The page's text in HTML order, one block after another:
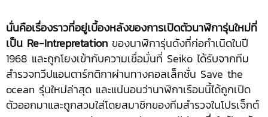
นั่นคือเรื่องราวที่อยู่เบื้องหลังของการเปิดตัวนาฬิการุ่นใหม่ที่
เป็น Re-Intrepretation ของนาฬิการุ่นดังที่ก่อกำเนิดในปี
1968 และถูกโยงเข้ากับความเชื่อมั่นที่ Seiko ได้รับจากทีม
สำรวจทวีปแอนตาร์กติกาผ่านทางคอลเล็กชั่น Save the
ocean รุ่นใหม่ล่าสุด และแน่นอนว่านาฬิกาเรือนนี้ได้ถูกเปิด
ตัวออกมาและถูกสวมใส่โดยสมาชิกของทีมสำรวจในโปรเจ็กต์